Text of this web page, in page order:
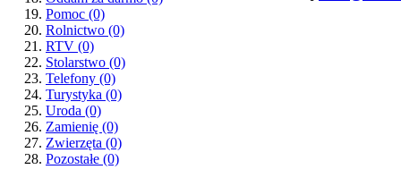
Pomoc (0)
Rolnictwo (0)
RTV (0)
Stolarstwo (0)
Telefony (0)
Turystyka (0)
Uroda (0)
Zamienię (0)
Zwierzęta (0)
Pozostałe (0)